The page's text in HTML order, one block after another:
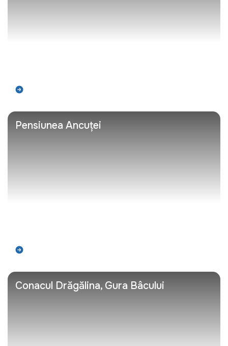
Pensiunea Ancuței
Conacul Drăgălina, Gura Bâcului